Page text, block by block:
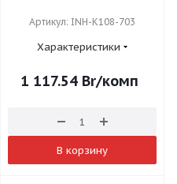
Артикул: INH-K108-703
Характеристики
1 117.54 Br/комп
В корзину